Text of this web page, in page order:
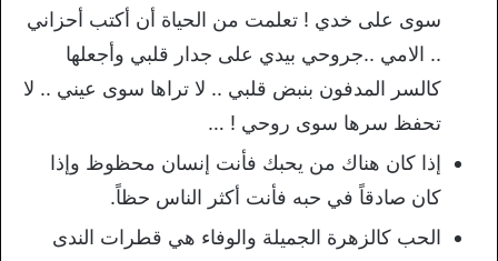
سوى على خدي ! تعلمت من الحياة أن أكتب أحزاني
.. الامي ..جروحي بيدي على جدار قلبي وأجعلها
كالسر المدفون بنبض قلبي .. لا تراها سوى عيني .. لا
تحفظ سرها سوى روحي ! …
إذا كان هناك من يحبك فأنت إنسان محظوظ وإذا
كان صادقاً في حبه فأنت أكثر الناس حظاً.
الحب كالزهرة الجميلة والوفاء هي قطرات الندى